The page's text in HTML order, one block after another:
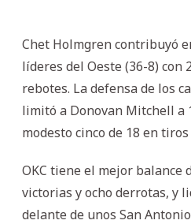
Chet Holmgren contribuyó
líderes del Oeste (36-8) con
rebotes. La defensa de los
limitó a Donovan Mitchell a
modesto cinco de 18 en tiros
OKC tiene el mejor balance
victorias y ocho derrotas, y
delante de unos San